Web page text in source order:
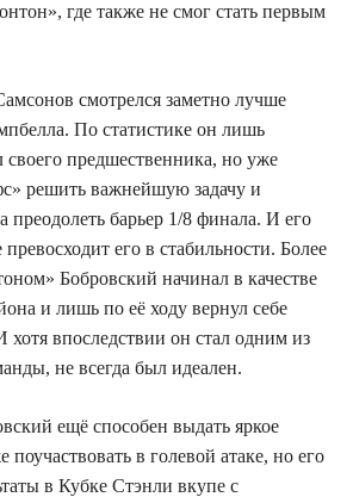
где также не смог стать первым
смотрелся заметно лучше
По статистике он лишь
своего предшественника, но уже
решить важнейшую задачу и
преодолеть барьер 1/8 финала. И его
его в стабильности. Более
Бобровский начинал в качестве
и лишь по её ходу вернул себе
хотя впоследствии он стал одним из
не всегда был идеален.
ещё способен выдать яркое
в голевой атаке, но его
в Кубке Стэнли вкупе с